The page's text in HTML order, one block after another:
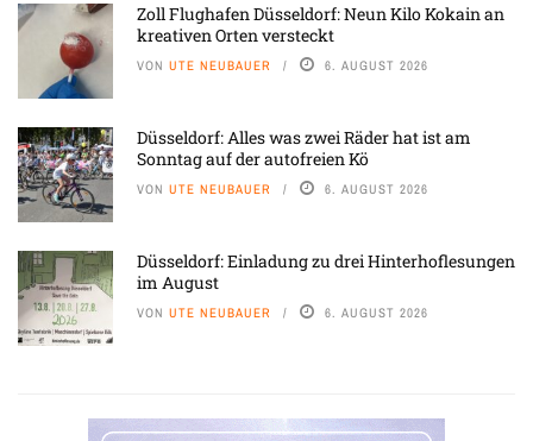
Zoll Flughafen Düsseldorf: Neun Kilo Kokain an
kreativen Orten versteckt
VON UTE NEUBAUER 6. AUGUST 2026
Düsseldorf: Alles was zwei Räder hat ist am
Sonntag auf der autofreien Kö
VON UTE NEUBAUER 6. AUGUST 2026
Düsseldorf: Einladung zu drei Hinterhoflesungen
im August
VON UTE NEUBAUER 6. AUGUST 2026